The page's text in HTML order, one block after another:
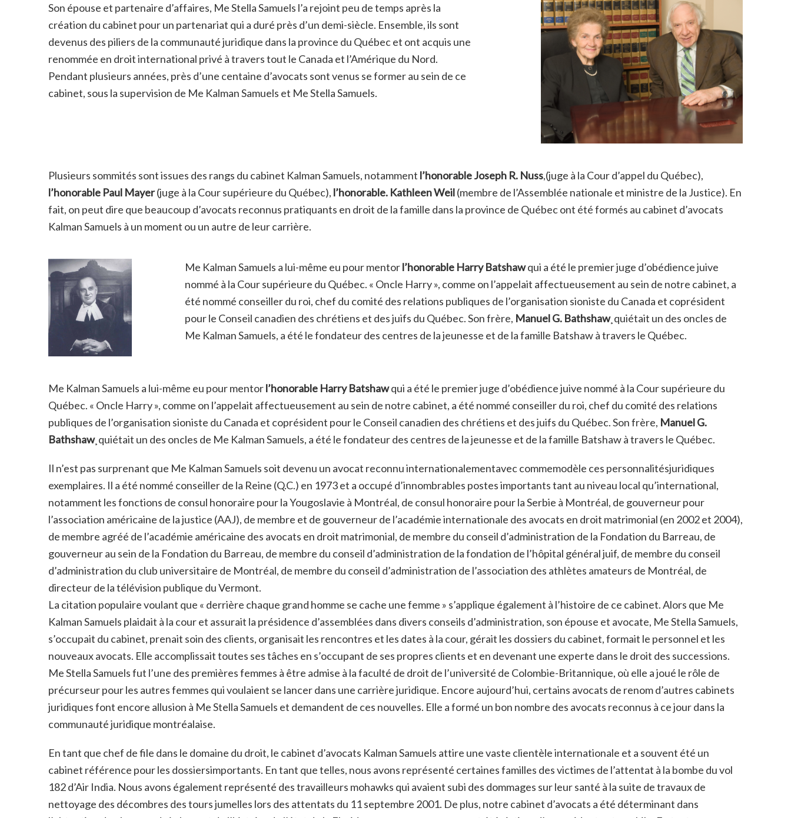
Son épouse et partenaire d’affaires, Me Stella Samuels l’a rejoint peu de temps après la
création du cabinet pour un partenariat qui a duré près d’un demi-siècle. Ensemble, ils sont
devenus des piliers de la communauté juridique dans la province du Québec et ont acquis une
renommée en droit international privé à travers tout le Canada et l’Amérique du Nord.
Pendant plusieurs années, près d’une centaine d’avocats sont venus se former au sein de ce
cabinet, sous la supervision de Me Kalman Samuels et Me Stella Samuels.
Plusieurs sommités sont issues des rangs du cabinet Kalman Samuels, notamment l’honorable Joseph R. Nuss,(juge à la Cour d’appel du Québec),
l’honorable Paul Mayer(juge à la Cour supérieure du Québec), l’honorable. Kathleen Weil(membre de l’Assemblée nationale et ministre de la Justice). En
fait, on peut dire que beaucoup d’avocats reconnus pratiquants en droit de la famille dans la province de Québec ont été formés au cabinet d’avocats
Kalman Samuels à un moment ou un autre de leur carrière.
Me Kalman Samuels a lui-même eu pour mentorl’honorable Harry Batshawqui a été le premier juge d’obédience juive
nommé à la Cour supérieure du Québec. « Oncle Harry », comme on l’appelait affectueusement au sein de notre cabinet, a
été nommé conseiller du roi, chef du comité des relations publiques de l’organisation sioniste du Canada et coprésident
pour le Conseil canadien des chrétiens et des juifs du Québec. Son frère, Manuel G. Bathshaw¸quiétait un des oncles de
Me Kalman Samuels, a été le fondateur des centres de la jeunesse et de la famille Batshaw à travers le Québec.
Me Kalman Samuels a lui-même eu pour mentorl’honorable Harry Batshawqui a été le premier juge d’obédience juive nommé à la Cour supérieure du
Québec. « Oncle Harry », comme on l’appelait affectueusement au sein de notre cabinet, a été nommé conseiller du roi, chef du comité des relations
publiques de l’organisation sioniste du Canada et coprésident pour le Conseil canadien des chrétiens et des juifs du Québec. Son frère, Manuel G.
Bathshaw¸quiétait un des oncles de Me Kalman Samuels, a été le fondateur des centres de la jeunesse et de la famille Batshaw à travers le Québec.
Il n’est pas surprenant que Me Kalman Samuels soit devenu un avocat reconnu internationalementavec commemodèle ces personnalitésjuridiques
exemplaires. Il a été nommé conseiller de la Reine (Q.C.) en 1973 et a occupé d’innombrables postes importants tant au niveau local qu’international,
notamment les fonctions de consul honoraire pour la Yougoslavie à Montréal, de consul honoraire pour la Serbie à Montréal, de gouverneur pour
l’association américaine de la justice (AAJ), de membre et de gouverneur de l’académie internationale des avocats en droit matrimonial (en 2002 et 2004),
de membre agréé de l’académie américaine des avocats en droit matrimonial, de membre du conseil d’administration de la Fondation du Barreau, de
gouverneur au sein de la Fondation du Barreau, de membre du conseil d’administration de la fondation de l’hôpital général juif, de membre du conseil
d’administration du club universitaire de Montréal, de membre du conseil d’administration de l’association des athlètes amateurs de Montréal, de
directeur de la télévision publique du Vermont.
La citation populaire voulant que « derrière chaque grand homme se cache une femme » s’applique également à l’histoire de ce cabinet. Alors que Me
Kalman Samuels plaidait à la cour et assurait la présidence d’assemblées dans divers conseils d’administration, son épouse et avocate, Me Stella Samuels,
s’occupait du cabinet, prenait soin des clients, organisait les rencontres et les dates à la cour, gérait les dossiers du cabinet, formait le personnel et les
nouveaux avocats. Elle accomplissait toutes ses tâches en s’occupant de ses propres clients et en devenant une experte dans le droit des successions.
Me Stella Samuels fut l’une des premières femmes à être admise à la faculté de droit de l’université de Colombie-Britannique, où elle a joué le rôle de
précurseur pour les autres femmes qui voulaient se lancer dans une carrière juridique. Encore aujourd’hui, certains avocats de renom d’autres cabinets
juridiques font encore allusion à Me Stella Samuels et demandent de ces nouvelles. Elle a formé un bon nombre des avocats reconnus à ce jour dans la
communauté juridique montréalaise.
En tant que chef de file dans le domaine du droit, le cabinet d’avocats Kalman Samuels attire une vaste clientèle internationale et a souvent été un
cabinet référence pour les dossiersimportants. En tant que telles, nous avons représenté certaines familles des victimes de l’attentat à la bombe du vol
182 d’Air India. Nous avons également représenté des travailleurs mohawks qui avaient subi des dommages sur leur santé à la suite de travaux de
nettoyage des décombres des tours jumelles lors des attentats du 11 septembre 2001. De plus, notre cabinet d’avocats a été déterminant dans